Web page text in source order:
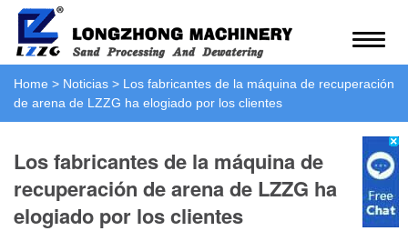
Home > Noticias > Los fabricantes de la máquina de recuperación
de arena de LZZG ha elogiado por los clientes
Los fabricantes de la máquina de
recuperación de arena de LZZG ha
elogiado por los clientes